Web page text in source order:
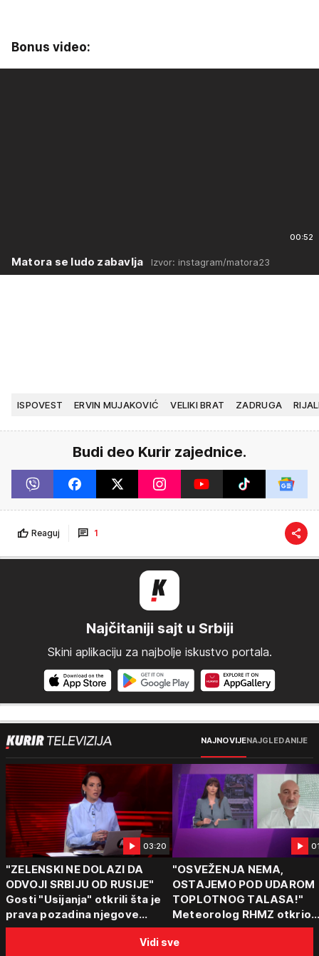
Bonus video:
00:52
Matora se ludo zabavlja Izvor: instagram/matora23
ISPOVEST ERVIN MUJAKOVIĆ VELIKI BRAT ZADRUGA
Budi deo Kurir zajednice.
Reaguj 1
Najčitaniji sajt u Srbiji
Skini aplikaciju za najbolje iskustvo portala.
NAJNOVIJENAJGLEDANIJE
03:20
"ZELENSKI NE DOLAZI DA
ODVOJI SRBIJU OD RUSIJE"
Gosti "Usijanja" otkrili šta je
prava pozadina njegove
posete Beogradu
"OSVEŽENJA NEMA,
OSTAJEMO POD UDAROM
TOPLOTNOG TALASA!"
Meteorolog RHMZ otkrio
kakvo vreme nas čeka do
kraja avgusta
Vidi sve